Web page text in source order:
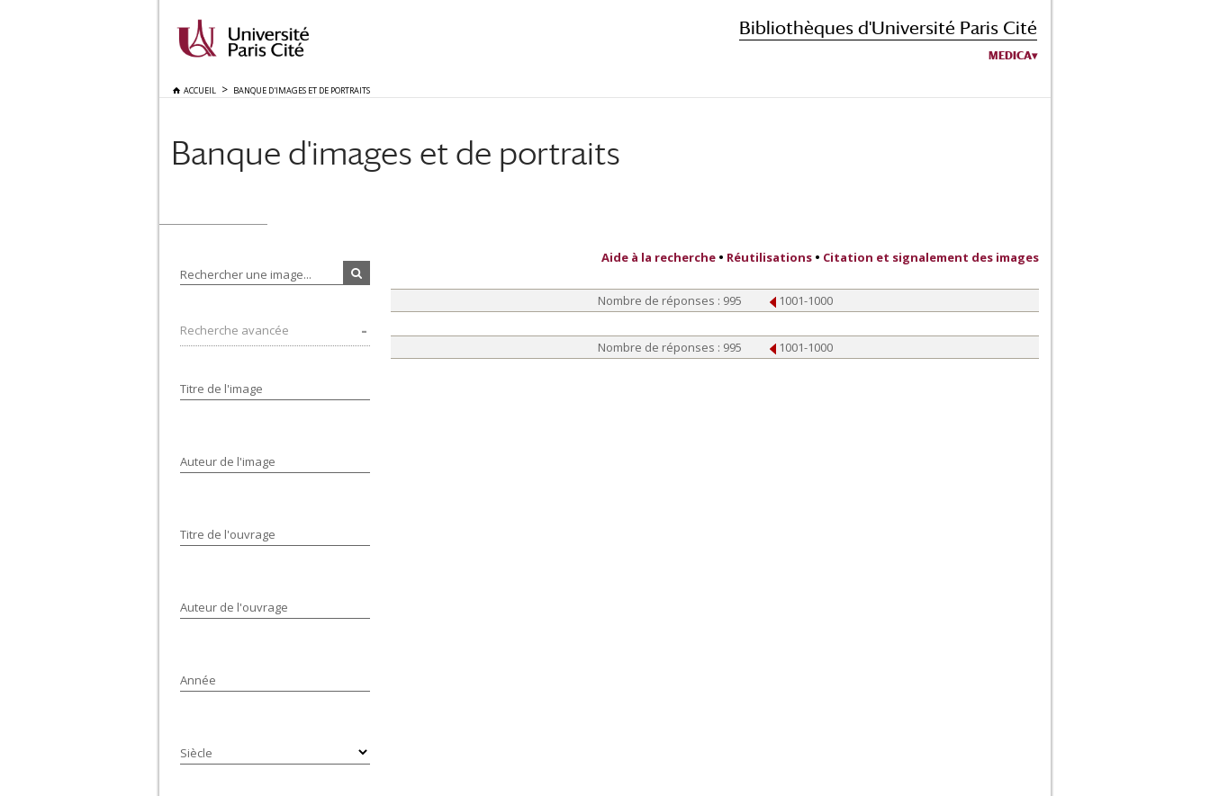
Bibliothèques d'Université Paris Cité
MEDICA
ACCUEIL BANQUE D'IMAGES ET DE PORTRAITS
Banque d'images et de portraits
Rechercher une image...
Recherche avancée
Titre de l'image
Auteur de l'image
Titre de l'ouvrage
Auteur de l'ouvrage
Année
Siècle
Aide à la recherche • Réutilisations • Citation et signalement des images
Nombre de réponses : 995 1001-1000
Nombre de réponses : 995 1001-1000